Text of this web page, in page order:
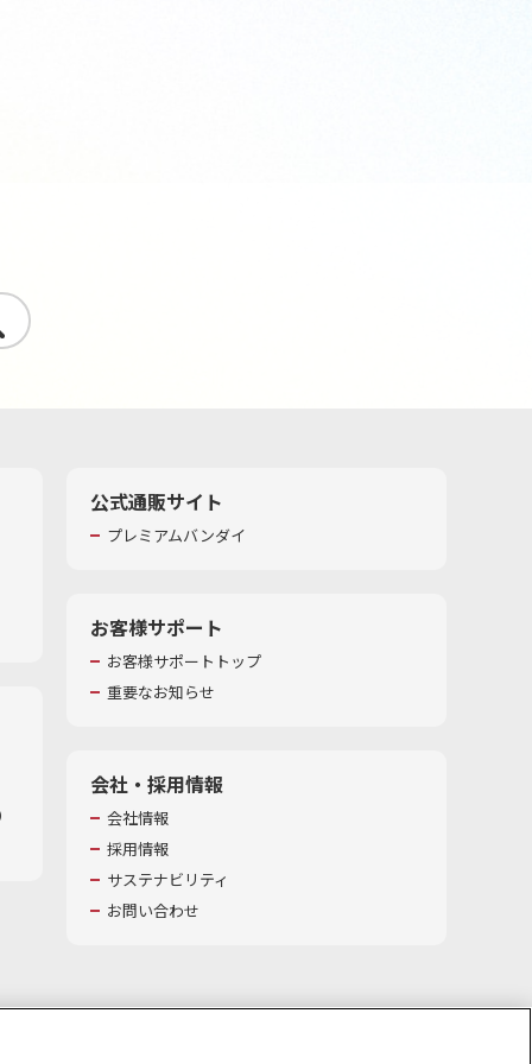
公式通販サイト
プレミアムバンダイ
お客様サポート
お客様サポートトップ
重要なお知らせ
会社・採用情報
会社情報
採用情報
サステナビリティ
お問い合わせ